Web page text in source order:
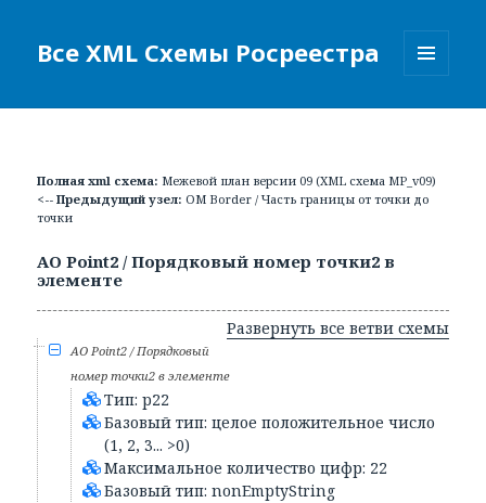
Все XML Схемы Росреестра
Полная xml схема: Межевой план версии 09 (XML схема MP_v09)
<-- Предыдущий узел: ОМ Border / Часть границы от точки до
точки
АО Point2 / Порядковый номер точки2 в
элементе
Развернуть все ветви схемы
АО Point2 / Порядковый
номер точки2 в элементе
Тип: p22
Базовый тип: целое положительное число
(1, 2, 3... >0)
Максимальное количество цифр: 22
Базовый тип: nonEmptyString